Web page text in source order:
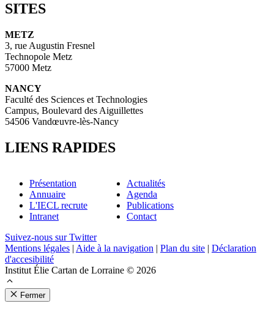
SITES
METZ
3, rue Augustin Fresnel
Technopole Metz
57000 Metz
NANCY
Faculté des Sciences et Technologies
Campus, Boulevard des Aiguillettes
54506 Vandœuvre-lès-Nancy
LIENS RAPIDES
Présentation
Annuaire
L'IECL recrute
Intranet
Actualités
Agenda
Publications
Contact
Suivez-nous sur Twitter
Mentions légales | Aide à la navigation | Plan du site | Déclaration
d'accesibilité
Institut Élie Cartan de Lorraine © 2026
Fermer